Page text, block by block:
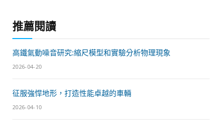
推薦閱讀
高鐵氣動噪音研究:縮尺模型和實驗分析物理現象
2026-04-20
征服強悍地形，打造性能卓越的車輛
2026-04-10